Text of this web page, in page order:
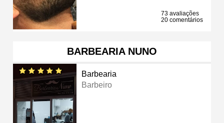
73 avaliações
20 comentários
BARBEARIA NUNO
Barbearia
Barbeiro